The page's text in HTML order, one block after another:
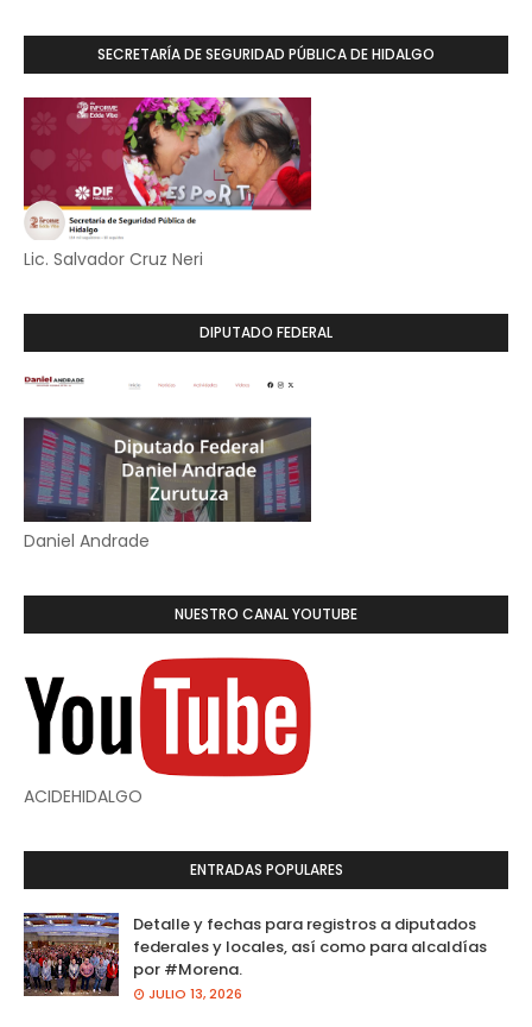
SECRETARÍA DE SEGURIDAD PÚBLICA DE HIDALGO
Lic. Salvador Cruz Neri
DIPUTADO FEDERAL
Daniel Andrade
NUESTRO CANAL YOUTUBE
ACIDEHIDALGO
ENTRADAS POPULARES
Detalle y fechas para registros a diputados
federales y locales, así como para alcaldías
por #Morena.
JULIO 13, 2026